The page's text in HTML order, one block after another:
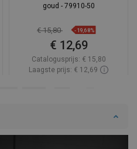
goud - 79910-50
€ 15,80 -19,68%
€ 12,69
Catalogusprijs: € 15,80
Laagste prijs: € 12,69